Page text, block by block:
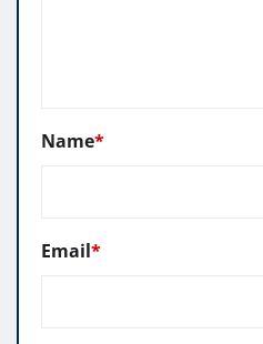
Name*
Email*